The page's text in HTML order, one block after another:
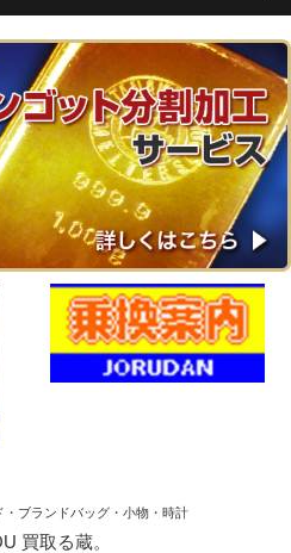
ブランドバッグ・小物・時計
買取る蔵。